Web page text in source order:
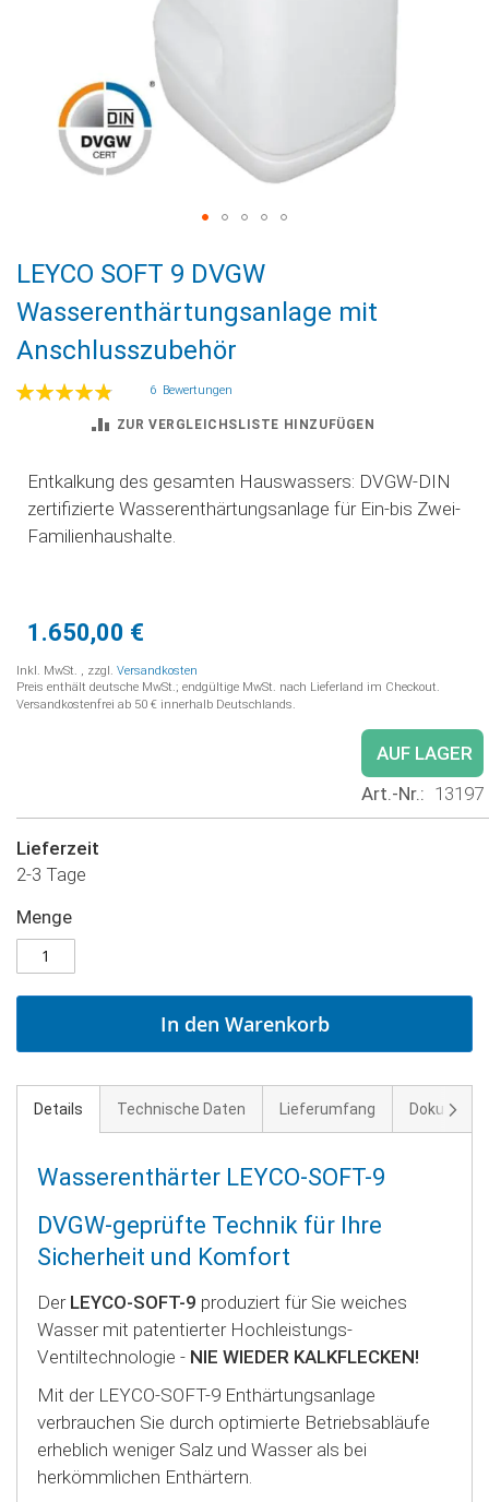
Anfang
der
Bildgalerie
springen
LEYCO SOFT 9 DVGW
Wasserenthärtungsanlage mit
Anschlusszubehör
Bewertung:
6 Bewertungen
ZUR VERGLEICHSLISTE HINZUFÜGEN
Entkalkung des gesamten Hauswassers: DVGW-DIN
zertifizierte Wasserenthärtungsanlage für Ein-bis Zwei-
Familienhaushalte.
1.650,00 €
Inkl. MwSt. , zzgl. Versandkosten
Preis enthält deutsche MwSt.; endgültige MwSt. nach Lieferland im Checkout.
Versandkostenfrei ab 50 € innerhalb Deutschlands.
AUF LAGER
Art.-Nr.
13197
Lieferzeit
2-3 Tage
Menge
In den Warenkorb
Details Technische Daten Lieferumfang
Wasserenthärter LEYCO-SOFT-9
DVGW-geprüfte Technik für Ihre
Sicherheit und Komfort
Der LEYCO-SOFT-9 produziert für Sie weiches
Wasser mit patentierter Hochleistungs-
Ventiltechnologie - NIE WIEDER KALKFLECKEN!
Mit der LEYCO-SOFT-9 Enthärtungsanlage
verbrauchen Sie durch optimierte Betriebsabläufe
erheblich weniger Salz und Wasser als bei
herkömmlichen Enthärtern.